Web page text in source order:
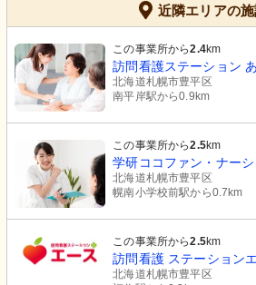
近隣エリアの
この事業所から2.4km
訪問看護ステーション
北海道札幌市豊平区
南平岸駅から0.9km
この事業所から2.5km
学研ココファン・ナー
北海道札幌市豊平区
幌南小学校前駅から0.7km
この事業所から2.5km
訪問看護 ステーション
北海道札幌市豊平区